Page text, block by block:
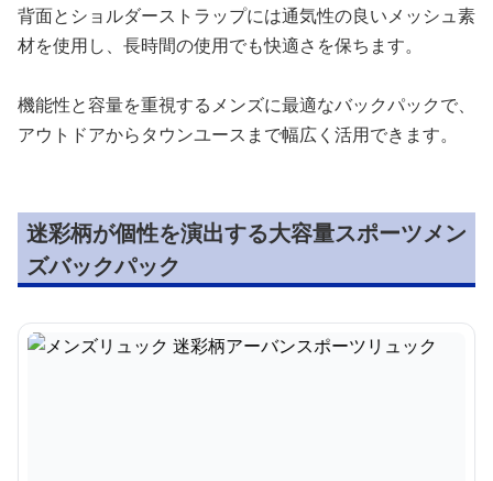
背面とショルダーストラップには通気性の良いメッシュ素
材を使用し、長時間の使用でも快適さを保ちます。
機能性と容量を重視するメンズに最適なバックパックで、
アウトドアからタウンユースまで幅広く活用できます。
迷彩柄が個性を演出する大容量スポーツメン
ズバックパック